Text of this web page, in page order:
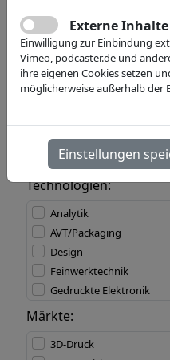
Land:
Technologien:
Analytik
AVT/Packaging
Design
Feinwerktechnik
Gedruckte Elektronik
IT/Software
Materialbearbeitung
Märkte:
3D-Druck
Externe
Einwilligung zur Einbindung
Vimeo, podcaster.de und
ihre eigenen Cookies setzen
möglicherweise außerhalb der
Einstellungen